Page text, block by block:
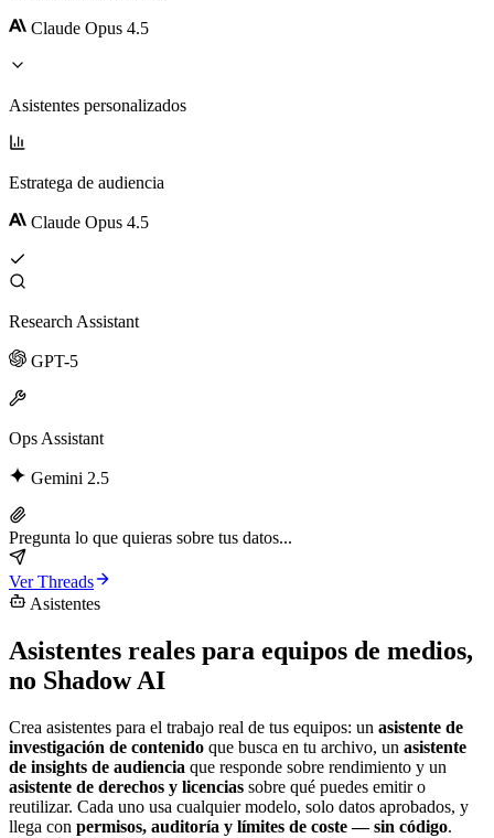
Claude Opus 4.5
Asistentes personalizados
Estratega de audiencia
Claude Opus 4.5
Research Assistant
GPT-5
Ops Assistant
Gemini 2.5
Pregunta lo que quieras sobre tus datos...
Ver Threads
Asistentes
Asistentes reales para equipos de medios,
no Shadow AI
Crea asistentes para el trabajo real de tus equipos: un asistente de
investigación de contenido que busca en tu archivo, un asistente
de insights de audiencia que responde sobre rendimiento y un
asistente de derechos y licencias sobre qué puedes emitir o
reutilizar. Cada uno usa cualquier modelo, solo datos aprobados, y
llega con permisos, auditoría y límites de coste — sin código.